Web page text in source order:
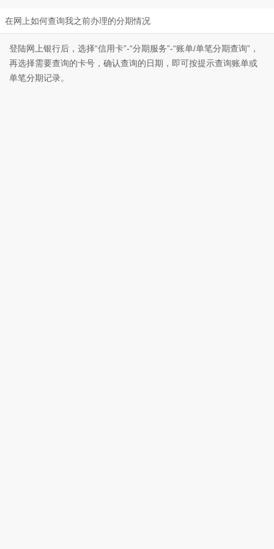
在网上如何查询我之前办理的分期情况
登陆网上银行后，选择“信用卡”-“分期服务”-“账单/单笔分期查询”，
再选择需要查询的卡号，确认查询的日期，即可按提示查询账单或
单笔分期记录。